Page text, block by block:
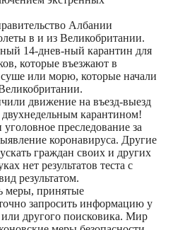
Албании
в и из Великобритании.
14-днев-ный карантин для
которые въезжают в
или морю, которые начали
движение на въезд-выезд
карантином!
преследование за
коронавируса. Другие
граждан своих и других
нет результатов теста с
результатом.
меры, принятые
запросить информацию у
другого поисковика. Мир